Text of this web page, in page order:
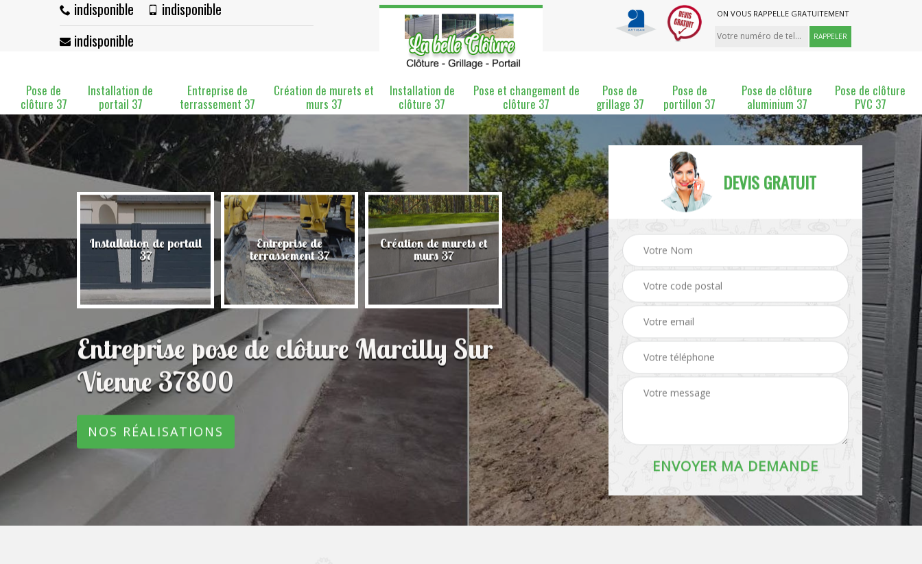
indisponible
indisponible
indisponible
ON VOUS RAPPELLE GRATUITEMENT
Pose de
clôture 37
Installation de
portail 37
Entreprise de
terrassement 37
Création de murets et
murs 37
Installation de
clôture 37
Pose et changement de
clôture 37
Pose de
grillage 37
Pose de
portillon 37
Pose de clôture
aluminium 37
Pose de clôture
PVC 37
37 Installation de portail
37
Entreprise de
terrassement 37
Création de murets et
murs 37
Installation de clôture
37
Pose et changement de Pose de grillage 37
Entreprise pose de clôture Marcilly Sur
Vienne 37800
NOS RÉALISATIONS
DEVIS GRATUIT